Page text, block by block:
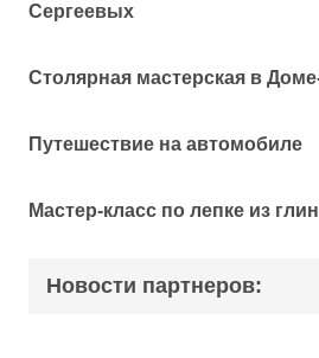
Сергеевых
Столярная мастерская в
Путешествие на автомобиле
Мастер-класс по лепке из
Новости партнеров: